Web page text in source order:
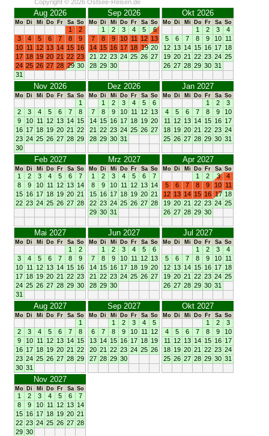
Copyright © 2026 Ostsee-Reisen.de
Aug 2026
Mo Di Mi Do Fr Sa So
1
2
3
4 5 6 7 8
9
10 11 12 13 14 15 16
17 18 19 20 21 22 23
24 25 26 27 28 29 30
31
Sep 2026
Mo Di Mi Do Fr Sa So
1 2 3 4 5
6
7
8 9 10 11 12 13
14 15 16 17 18 19 20
21 22 23 24 25 26 27
28 29 30
Okt 2026
Mo Di Mi Do Fr Sa So
1 2 3
4
5
6 7 8 9 10 11
12 13 14 15 16 17 18
19 20 21 22 23 24 25
26 27 28 29 30 31
Nov 2026
Mo Di Mi Do Fr Sa So
1
2
3 4 5 6 7
8
9
10 11 12 13 14 15
16 17 18 19 20 21 22
23 24 25 26 27 28 29
30
Dez 2026
Mo Di Mi Do Fr Sa So
1 2 3 4 5
6
7
8 9 10 11 12 13
14 15 16 17 18 19 20
21 22 23 24 25 26 27
28 29 30 31
Jan 2027
Mo Di Mi Do Fr Sa So
1 2
3
4
5 6 7 8 9
10
11
12 13 14 15 16 17
18 19 20 21 22 23 24
25 26 27 28 29 30 31
Feb 2027
Mo Di Mi Do Fr Sa So
1 2 3 4 5 6
7
8
9 10 11 12 13 14
15 16 17 18 19 20 21
22 23 24 25 26 27 28
Mrz 2027
Mo Di Mi Do Fr Sa So
1 2 3 4 5 6
7
8
9 10 11 12 13 14
15 16 17 18 19 20 21
22 23 24 25 26 27 28
29 30 31
Apr 2027
Mo Di Mi Do Fr Sa So
1 2 3
4
5
6 7 8 9 10 11
12 13 14 15 16 17 18
19 20 21 22 23 24 25
26 27 28 29 30
Mai 2027
Mo Di Mi Do Fr Sa So
1
2
3
4 5 6 7 8
9
10 11 12 13 14 15 16
17 18 19 20 21 22 23
24 25 26 27 28 29 30
31
Jun 2027
Mo Di Mi Do Fr Sa So
1 2 3 4 5
6
7
8 9 10 11 12 13
14 15 16 17 18 19 20
21 22 23 24 25 26 27
28 29 30
Jul 2027
Mo Di Mi Do Fr Sa So
1 2 3
4
5
6 7 8 9 10 11
12 13 14 15 16 17 18
19 20 21 22 23 24 25
26 27 28 29 30 31
Aug 2027
Mo Di Mi Do Fr Sa So
1
2
3 4 5 6 7
8
9
10 11 12 13 14 15
16 17 18 19 20 21 22
23 24 25 26 27 28 29
30 31
Sep 2027
Mo Di Mi Do Fr Sa So
1 2 3 4
5
6
7 8 9 10 11
12
13 14 15 16 17 18 19
20 21 22 23 24 25 26
27 28 29 30
Okt 2027
Mo Di Mi Do Fr Sa So
1 2
3
4
5 6 7 8 9
10
11
12 13 14 15 16 17
18 19 20 21 22 23 24
25 26 27 28 29 30 31
Nov 2027
Mo Di Mi Do Fr Sa So
1 2 3 4 5 6
7
8
9 10 11 12 13 14
15 16 17 18 19 20 21
22 23 24 25 26 27 28
29 30